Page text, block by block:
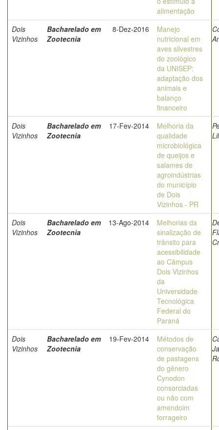
alimentação
Dois
Vizinhos
Bacharelado em
Zootecnia
8-Dez-2016
Manejo
nutricional em
aves silvestres
do zoológico
da UNISEP:
adaptação dos
animais e
balanço
financeiro
Dois
Vizinhos
Bacharelado em
Zootecnia
17-Fev-2014
Melhoria da
qualidade
microbiológica
de queijos e
salames de
agroindústrias
do município
de Dois
Vizinhos - PR
Dois
Vizinhos
Bacharelado em
Zootecnia
13-Ago-2014
Melhorias da
sinalização de
trânsito para
acessibilidade
ao Câmpus
Dois Vizinhos
da
Universidade
Tecnológica
Federal do
Paraná
Dois
Vizinhos
Bacharelado em
Zootecnia
19-Fev-2014
Métodos de
conservação
de pastagens
do gênero
Cynodon
consorciadas
ou não com
amendoim
forrageiro